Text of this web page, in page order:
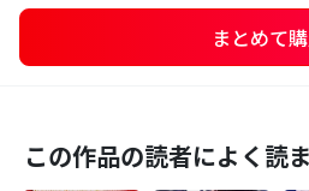
まとめて
この作品の読者によく読